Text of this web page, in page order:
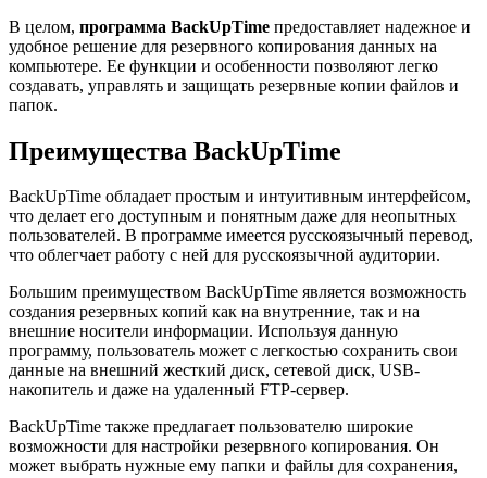
В целом, программа BackUpTime предоставляет надежное и
удобное решение для резервного копирования данных на
компьютере. Ее функции и особенности позволяют легко
создавать, управлять и защищать резервные копии файлов и
папок.
Преимущества BackUpTime
BackUpTime обладает простым и интуитивным интерфейсом,
что делает его доступным и понятным даже для неопытных
пользователей. В программе имеется русскоязычный перевод,
что облегчает работу с ней для русскоязычной аудитории.
Большим преимуществом BackUpTime является возможность
создания резервных копий как на внутренние, так и на
внешние носители информации. Используя данную
программу, пользователь может с легкостью сохранить свои
данные на внешний жесткий диск, сетевой диск, USB-
накопитель и даже на удаленный FTP-сервер.
BackUpTime также предлагает пользователю широкие
возможности для настройки резервного копирования. Он
может выбрать нужные ему папки и файлы для сохранения,